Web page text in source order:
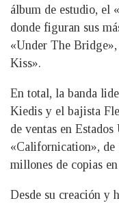
álbum de estudio, el
donde figuran sus
«Under The
Kiss».
En total, la banda
Kiedis y el bajista
de ventas en
«Californication», de
millones de copias
Desde su creación y